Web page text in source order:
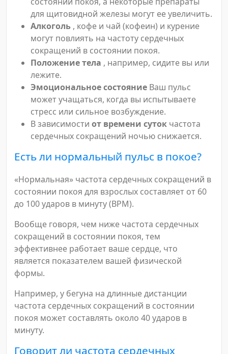
для щитовидной железы могут ее увеличить.
Алкоголь , кофе и чай (кофеин) и курение
могут повлиять на частоту сердечных
сокращений в состоянии покоя.
Положение тела , например, сидите вы или
лежите.
Эмоциональное состояние Ваш пульс
может учащаться, когда вы испытываете
стресс или сильное возбуждение.
В зависимости от времени суток частота
сердечных сокращений ночью снижается.
Есть ли нормальный пульс в покое?
«Нормальная» частота сердечных сокращений в
состоянии покоя для взрослых составляет от 60
до 100 ударов в минуту (BPM).
Вообще говоря, чем ниже частота сердечных
сокращений в состоянии покоя, тем
эффективнее работает ваше сердце, что
является показателем вашей физической
формы.
Например, у бегуна на длинные дистанции
частота сердечных сокращений в состоянии
покоя может составлять около 40 ударов в
минуту.
Говорит ли частота сердечных